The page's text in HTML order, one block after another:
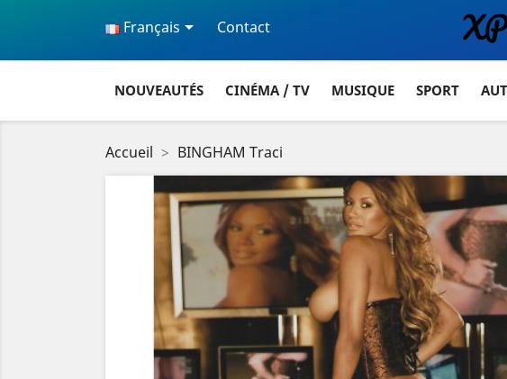
Français Contact
NOUVEAUTÉS CINÉMA / TV MUSIQUE SPORT
Accueil BINGHAM Traci